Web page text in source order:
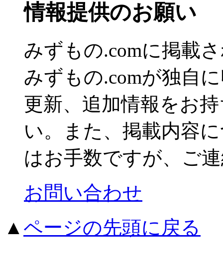
情報提供のお願い
みずもの.comに掲載
みずもの.comが独自
更新、追加情報をお
い。また、掲載内容
はお手数ですが、ご
お問い合わせ
▲ ページの先頭に戻る